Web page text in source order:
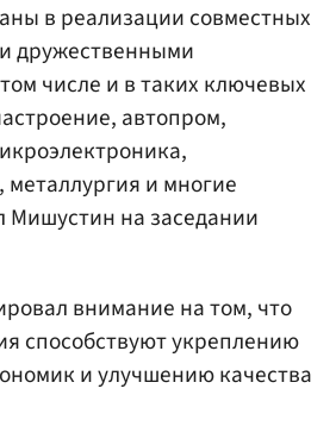
в реализации совместных
дружественными
числе и в таких ключевых
автопром,
и многие
Мишустин на заседании
внимание на том, что
способствуют укреплению
и улучшению качества